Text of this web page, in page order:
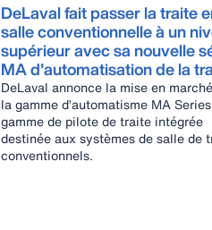
DeLaval fait passer la traite
salle conventionnelle à un
supérieur avec sa nouvelle
MA d'automatisation de la
DeLaval annonce la mise en
la gamme d’automatisme MA
gamme de pilote de traite intégrée
destinée aux systèmes de salle de
conventionnels.